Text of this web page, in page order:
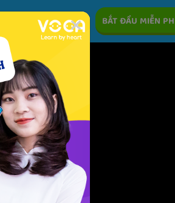
BẮT ĐẦU MIỄN
XEM THÊM